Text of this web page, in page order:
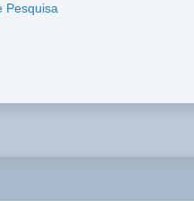
Pesquisa